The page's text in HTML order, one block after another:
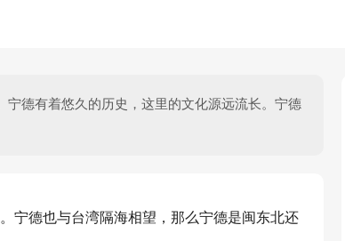
德有着悠久的历史，这里的文化源远流长。宁德
宁德也与台湾隔海相望，那么宁德是闽东北还